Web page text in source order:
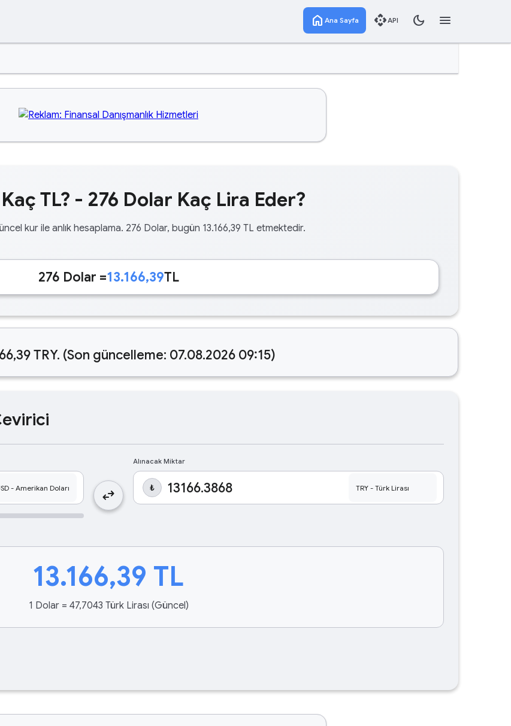
home Ana Sayfa apiAPI dark_mode menu
TL? - 276 Dolar Kaç Lira Eder?
kur ile anlık hesaplama. 276 Dolar, bugün 13.166,39 TL etmektedir.
276 Dolar =13.166,39TL
TRY. (Son güncelleme: 07.08.2026 09:15)
swap_horiz
Alınacak Miktar
₺
13.166,39 TL
1 Dolar = 47,7043 Türk Lirası (Güncel)